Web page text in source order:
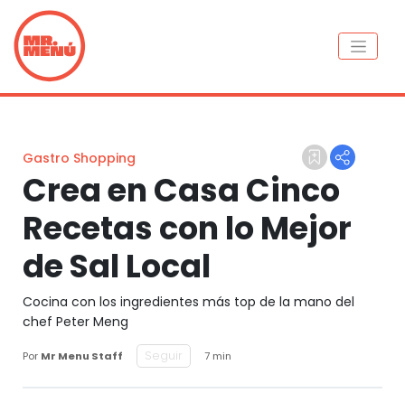
Gastro Shopping
Crea en Casa Cinco
Recetas con lo Mejor
de Sal Local
Cocina con los ingredientes más top de la mano del
chef Peter Meng
Por Mr Menu Staff Seguir 7 min